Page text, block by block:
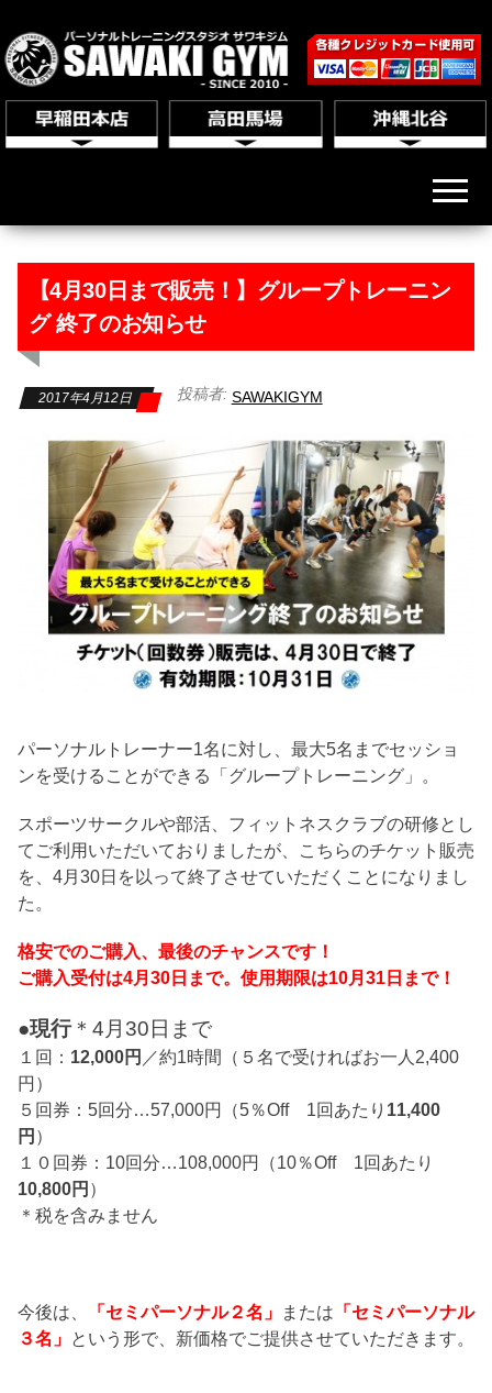
【4月30日まで販売！】グループトレーニン
グ 終了のお知らせ
2017年4月12日 投稿者: SAWAKIGYM
パーソナルトレーナー1名に対し、最大5名までセッショ
ンを受けることができる「グループトレーニング」。
スポーツサークルや部活、フィットネスクラブの研修とし
てご利用いただいておりましたが、こちらのチケット販売
を、4月30日を以って終了させていただくことになりまし
た。
格安でのご購入、最後のチャンスです！
ご購入受付は4月30日まで。使用期限は10月31日まで！
●現行＊4月30日まで
１回： 12,000円 ／約1時間（５名で受ければお一人2,400
円）
５回券：5回分…57,000円（5％Off 1回あたり 11,400
円 ）
１０回券：10回分…108,000円（10％Off 1回あたり
10,800円 ）
＊税を含みません
今後は、 「セミパーソナル２名」 または 「セミパーソナル
３名」 という形で、新価格でご提供させていただきます。